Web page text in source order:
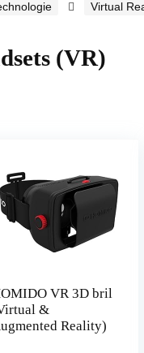
Virtual
(VR)
VR 3D bril
&
Reality)